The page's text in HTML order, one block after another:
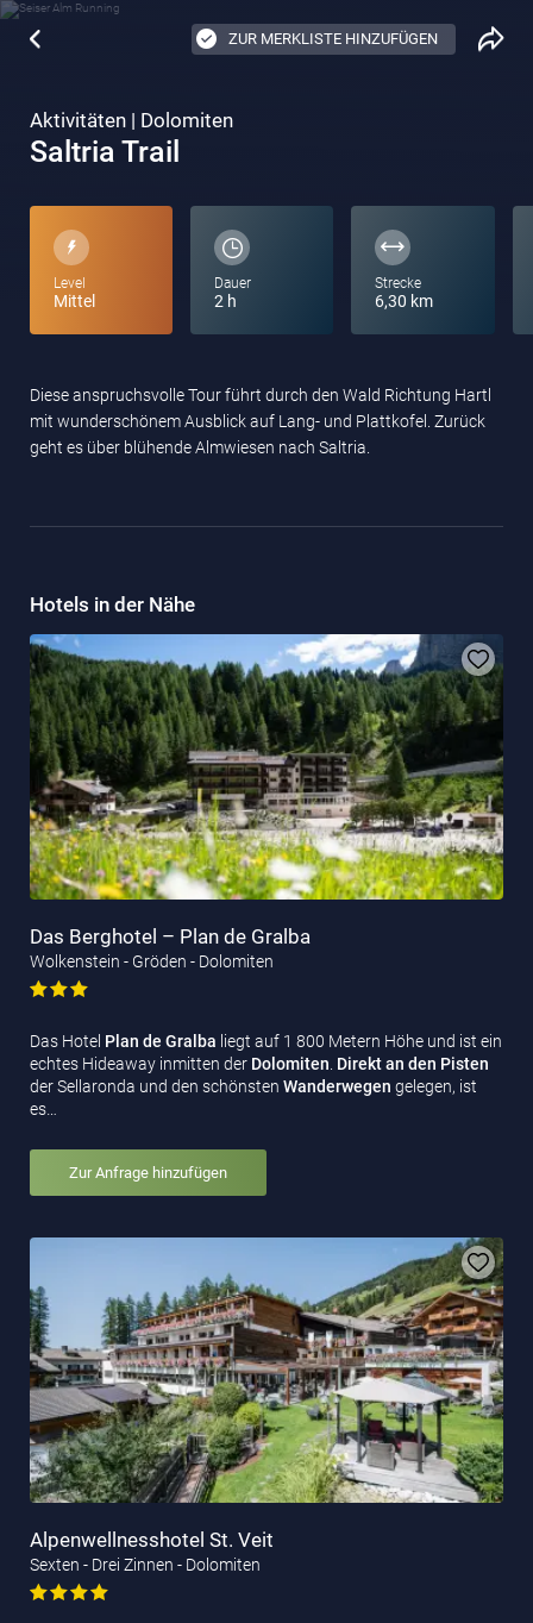
ZUR MERKLISTE HINZUFÜGEN
Aktivitäten | Dolomiten
Saltria Trail
Level
Mittel
Dauer
2 h
Strecke
6,30 km
Diese anspruchsvolle Tour führt durch den Wald Richtung Hartl
mit wunderschönem Ausblick auf Lang- und Plattkofel. Zurück
geht es über blühende Almwiesen nach Saltria.
Hotels in der Nähe
Das Berghotel – Plan de Gralba
Wolkenstein - Gröden - Dolomiten
Das Hotel Plan de Gralba liegt auf 1 800 Metern Höhe und ist ein
echtes Hideaway inmitten der Dolomiten Direkt an den Pisten
der Sellaronda und den schönsten Wanderwegen gelegen, ist
es…
Zur Anfrage hinzufügen
Alpenwellnesshotel St. Veit
Sexten - Drei Zinnen - Dolomiten